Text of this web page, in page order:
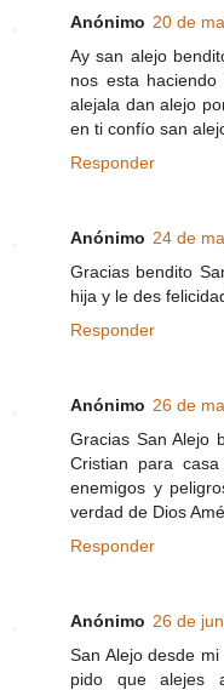
Anónimo 20 de
Ay san alejo
nos esta
alejala dan alejo
en ti confío san
Responder
Anónimo 24 de
Gracias bendito
hija y le des
Responder
Anónimo 26 de
Gracias San Alejo
Cristian para
enemigos y
verdad de Dios
Responder
Anónimo 26 de
San Alejo desde
pido que alejes